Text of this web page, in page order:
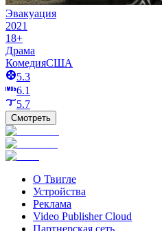
Эвакуация
2021
18+
Драма
КомедияСША
5.3
6.1
5.7
Смотреть
О Твигле
Устройства
Реклама
Video Publisher Cloud
Партнерская сеть